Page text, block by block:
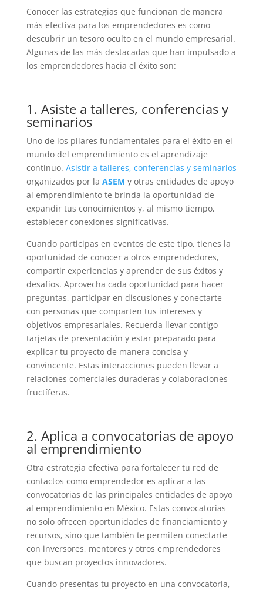
Conocer las estrategias que funcionan de manera
más efectiva para los emprendedores es como
descubrir un tesoro oculto en el mundo empresarial.
Algunas de las más destacadas que han impulsado a
los emprendedores hacia el éxito son:
1. Asiste a talleres, conferencias y
seminarios
Uno de los pilares fundamentales para el éxito en el
mundo del emprendimiento es el aprendizaje
continuo. Asistir a talleres, conferencias y seminarios
organizados por la ASEM y otras entidades de apoyo
al emprendimiento te brinda la oportunidad de
expandir tus conocimientos y, al mismo tiempo,
establecer conexiones significativas.
Cuando participas en eventos de este tipo, tienes la
oportunidad de conocer a otros emprendedores,
compartir experiencias y aprender de sus éxitos y
desafíos. Aprovecha cada oportunidad para hacer
preguntas, participar en discusiones y conectarte
con personas que comparten tus intereses y
objetivos empresariales. Recuerda llevar contigo
tarjetas de presentación y estar preparado para
explicar tu proyecto de manera concisa y
convincente. Estas interacciones pueden llevar a
relaciones comerciales duraderas y colaboraciones
fructíferas.
2. Aplica a convocatorias de apoyo
al emprendimiento
Otra estrategia efectiva para fortalecer tu red de
contactos como emprendedor es aplicar a las
convocatorias de las principales entidades de apoyo
al emprendimiento en México. Estas convocatorias
no solo ofrecen oportunidades de financiamiento y
recursos, sino que también te permiten conectarte
con inversores, mentores y otros emprendedores
que buscan proyectos innovadores.
Cuando presentas tu proyecto en una convocatoria,